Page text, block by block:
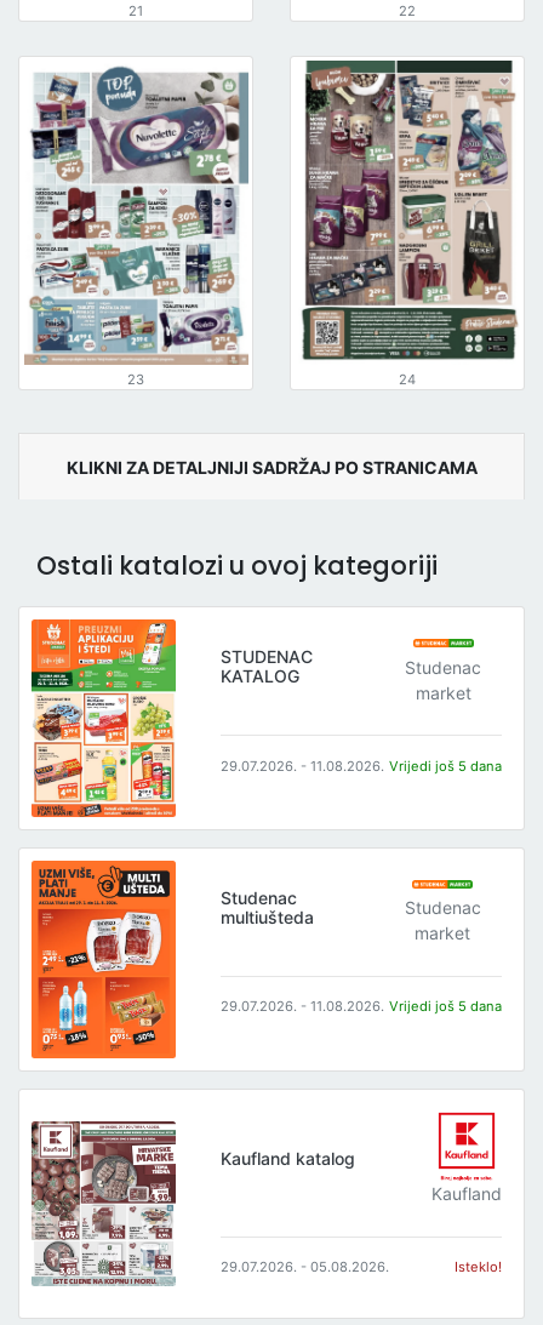
21 22
23 24
KLIKNI ZA DETALJNIJI SADRŽAJ PO STRANICAMA
Ostali katalozi u ovoj kategoriji
STUDENAC
KATALOG
Studenac
market
29.07.2026. - 11.08.2026. Vrijedi još 5 dana
Studenac
multiušteda
Studenac
market
29.07.2026. - 11.08.2026. Vrijedi još 5 dana
Kaufland katalog
Kaufland
29.07.2026. - 05.08.2026. Isteklo!